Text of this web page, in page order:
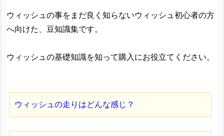
ウィッシュの事をまだ良く知らないウィッシュ初心者の方
へ向けた、豆知識集です。
ウィッシュの基礎知識を知って購入にお役立てください。
ウィッシュの走りはどんな感じ？